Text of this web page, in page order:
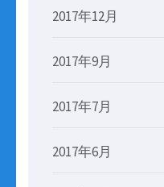
2017年12月
2017年9月
2017年7月
2017年6月